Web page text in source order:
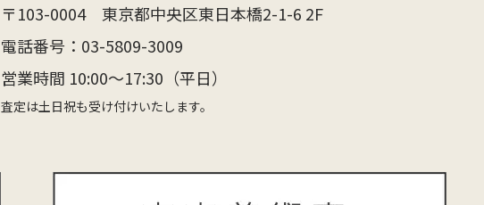
〒103-0004 東京都中央区東日本橋2-1-6 2F
電話番号： 03-5809-3009
営業時間 10:00〜17:30（平日）
査定は土日祝も受け付けいたします。